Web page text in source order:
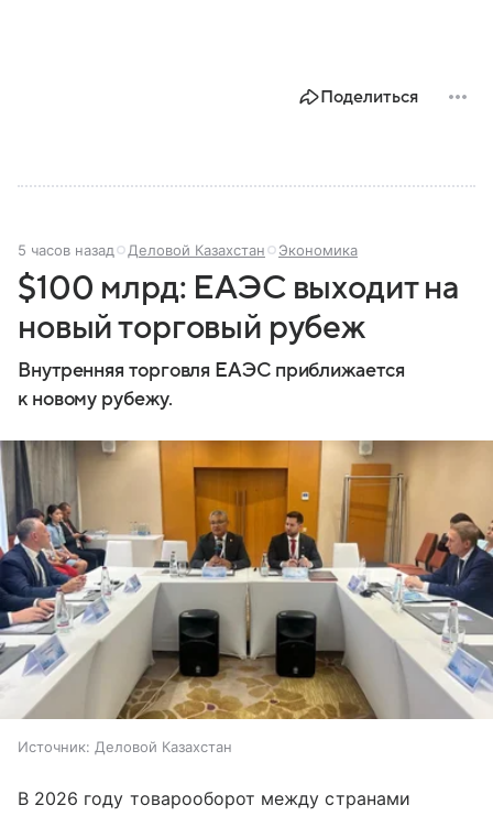
Поделиться
5 часов назад Деловой Казахстан Экономика
$100 млрд: ЕАЭС выходит на
новый торговый рубеж
Внутренняя торговля ЕАЭС приближается
к новому рубежу.
Источник: Деловой Казахстан
В 2026 году товарооборот между странами